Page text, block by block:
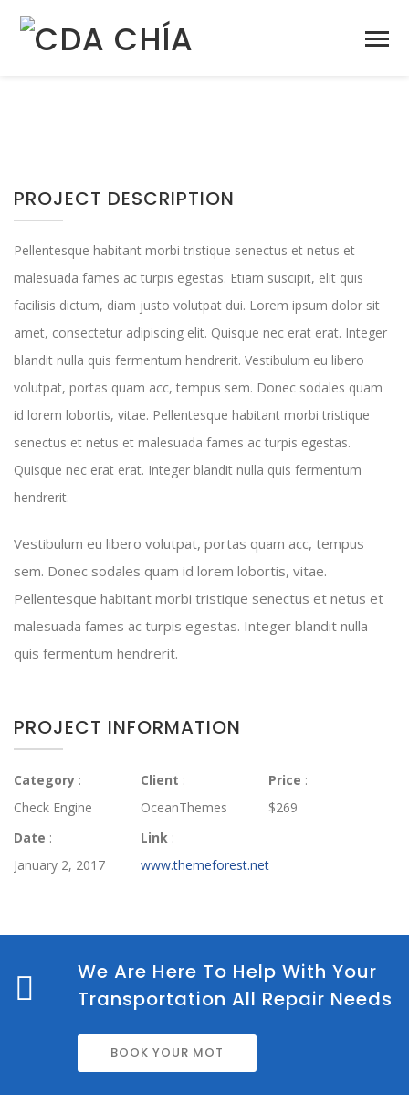
PROJECT DESCRIPTION
Pellentesque habitant morbi tristique senectus et netus et
malesuada fames ac turpis egestas. Etiam suscipit, elit quis
facilisis dictum, diam justo volutpat dui. Lorem ipsum dolor sit
amet, consectetur adipiscing elit. Quisque nec erat erat. Integer
blandit nulla quis fermentum hendrerit. Vestibulum eu libero
volutpat, portas quam acc, tempus sem. Donec sodales quam
id lorem lobortis, vitae. Pellentesque habitant morbi tristique
senectus et netus et malesuada fames ac turpis egestas.
Quisque nec erat erat. Integer blandit nulla quis fermentum
hendrerit.
Vestibulum eu libero volutpat, portas quam acc, tempus
sem. Donec sodales quam id lorem lobortis, vitae.
Pellentesque habitant morbi tristique senectus et netus et
malesuada fames ac turpis egestas. Integer blandit nulla
quis fermentum hendrerit.
PROJECT INFORMATION
Category :
Check Engine
Client :
OceanThemes
Price :
$269
Date :
January 2, 2017
Link :
www.themeforest.net
We Are Here To Help With Your
Transportation All Repair Needs
BOOK YOUR MOT